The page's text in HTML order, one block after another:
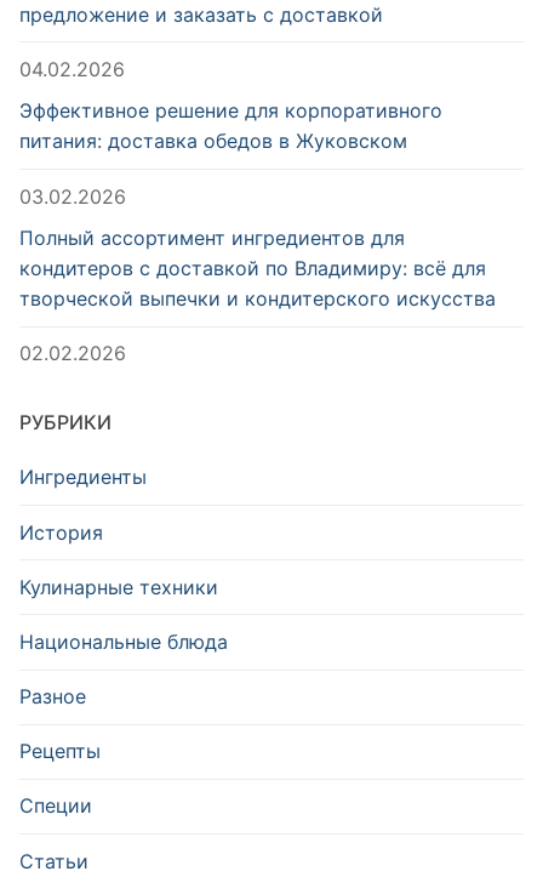
предложение и заказать с доставкой
04.02.2026
Эффективное решение для корпоративного
питания: доставка обедов в Жуковском
03.02.2026
Полный ассортимент ингредиентов для
кондитеров с доставкой по Владимиру: всё для
творческой выпечки и кондитерского искусства
02.02.2026
РУБРИКИ
Ингредиенты
История
Кулинарные техники
Национальные блюда
Разное
Рецепты
Специи
Статьи